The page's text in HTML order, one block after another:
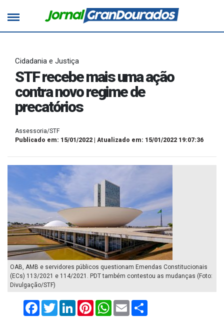
Cidadania e Justiça
STF recebe mais uma ação
contra novo regime de
precatórios
Assessoria/STF
Publicado em: 15/01/2022 | Atualizado em: 15/01/2022 19:07:36
OAB, AMB e servidores públicos questionam Emendas Constitucionais
(ECs) 113/2021 e 114/2021. PDT também contestou as mudanças (Foto:
Divulgação/STF)
FacebookTwitterLinkedInPinterestWhatsApp
Email